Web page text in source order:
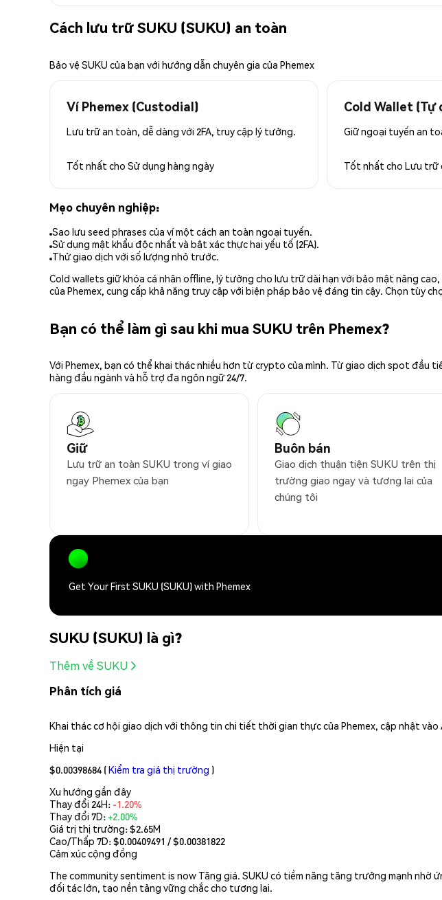
Cách lưu trữ SUKU (SUKU) an toàn
Bảo vệ SUKU của bạn với hướng dẫn chuyên gia của Phemex
Ví Phemex (Custodial)
Lưu trữ an toàn, dễ dàng với 2FA, truy cập lý tưởng.
Tốt nhất cho Sử dụng hàng ngày
Cold Wallet (Tự
Giữ ngoại tuyến an
Tốt nhất cho Lưu trữ
Mẹo chuyên nghiệp:
Sao lưu seed phrases của ví một cách an toàn ngoại tuyến.
Sử dụng mật khẩu độc nhất và bật xác thực hai yếu tố (2FA).
Thử giao dịch với số lượng nhỏ trước.
Cold wallets giữ khóa cá nhân offline, lý tưởng cho lưu trữ dài hạn với bảo mật nâng
của Phemex, cung cấp khả năng truy cập với biện pháp bảo vệ đáng tin cậy. Chọn tùy
Bạn có thể làm gì sau khi mua SUKU trên Phemex?
Với Phemex, bạn có thể khai thác nhiều hơn từ crypto của mình. Từ giao dịch spot
hàng đầu ngành và hỗ trợ đa ngôn ngữ 24/7.
Giữ
Lưu trữ an toàn SUKU trong ví giao
ngay Phemex của bạn
Buôn bán
Giao dịch thuận tiện SUKU trên thị
trường giao ngay và tương lai của
chúng tôi
Get Your First SUKU (SUKU) with Phemex
SUKU (SUKU) là gì?
Thêm về SUKU
Phân tích giá
Khai thác cơ hội giao dịch với thông tin chi tiết thời gian thực của Phemex, cập nhật vào
Hiện tại
$0.00398684 (Kiểm tra giá thị trường )
Xu hướng gần đây
Thay đổi 24H: -1.20%
Thay đổi 7D:+2.00%
Giá trị thị trường:$2.65M
Cao/Thấp 7D: $0.00409491 / $0.00381822
Cảm xúc cộng đồng
The community sentiment is now Tăng giá. SUKU có tiềm năng tăng trưởng mạnh
đối tác lớn, tạo nền tảng vững chắc cho tương lai.